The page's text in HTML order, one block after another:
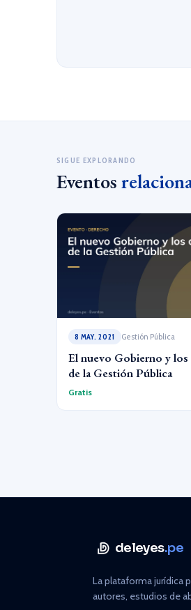
SIGUE EXPLORANDO
Eventos
8 MAY. 2021 Gestión Pública
El nuevo Gobierno y los
de la Gestión Pública
Gratis
deleyes.pe
La plataforma jurídica
autores, estudios de